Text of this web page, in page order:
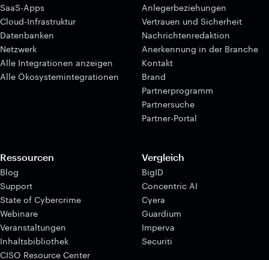
SaaS-Apps
Cloud-Infrastruktur
Datenbanken
Netzwerk
Alle Integrationen anzeigen
Alle Ökosystemintegrationen
Anlegerbeziehungen
Vertrauen und Sicherheit
Nachrichtenredaktion
Anerkennung in der Branche
Kontakt
Brand
Partnerprogramm
Partnersuche
Partner-Portal
Ressourcen
Blog
Support
State of Cybercrime
Webinare
Veranstaltungen
Inhaltsbibliothek
CISO Resource Center
Vergleich
BigID
Concentric AI
Cyera
Guardium
Imperva
Securiti